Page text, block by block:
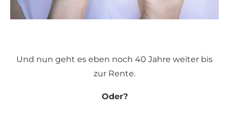
Und nun geht es eben noch 40 Jahre weiter bis
zur Rente.
Oder?